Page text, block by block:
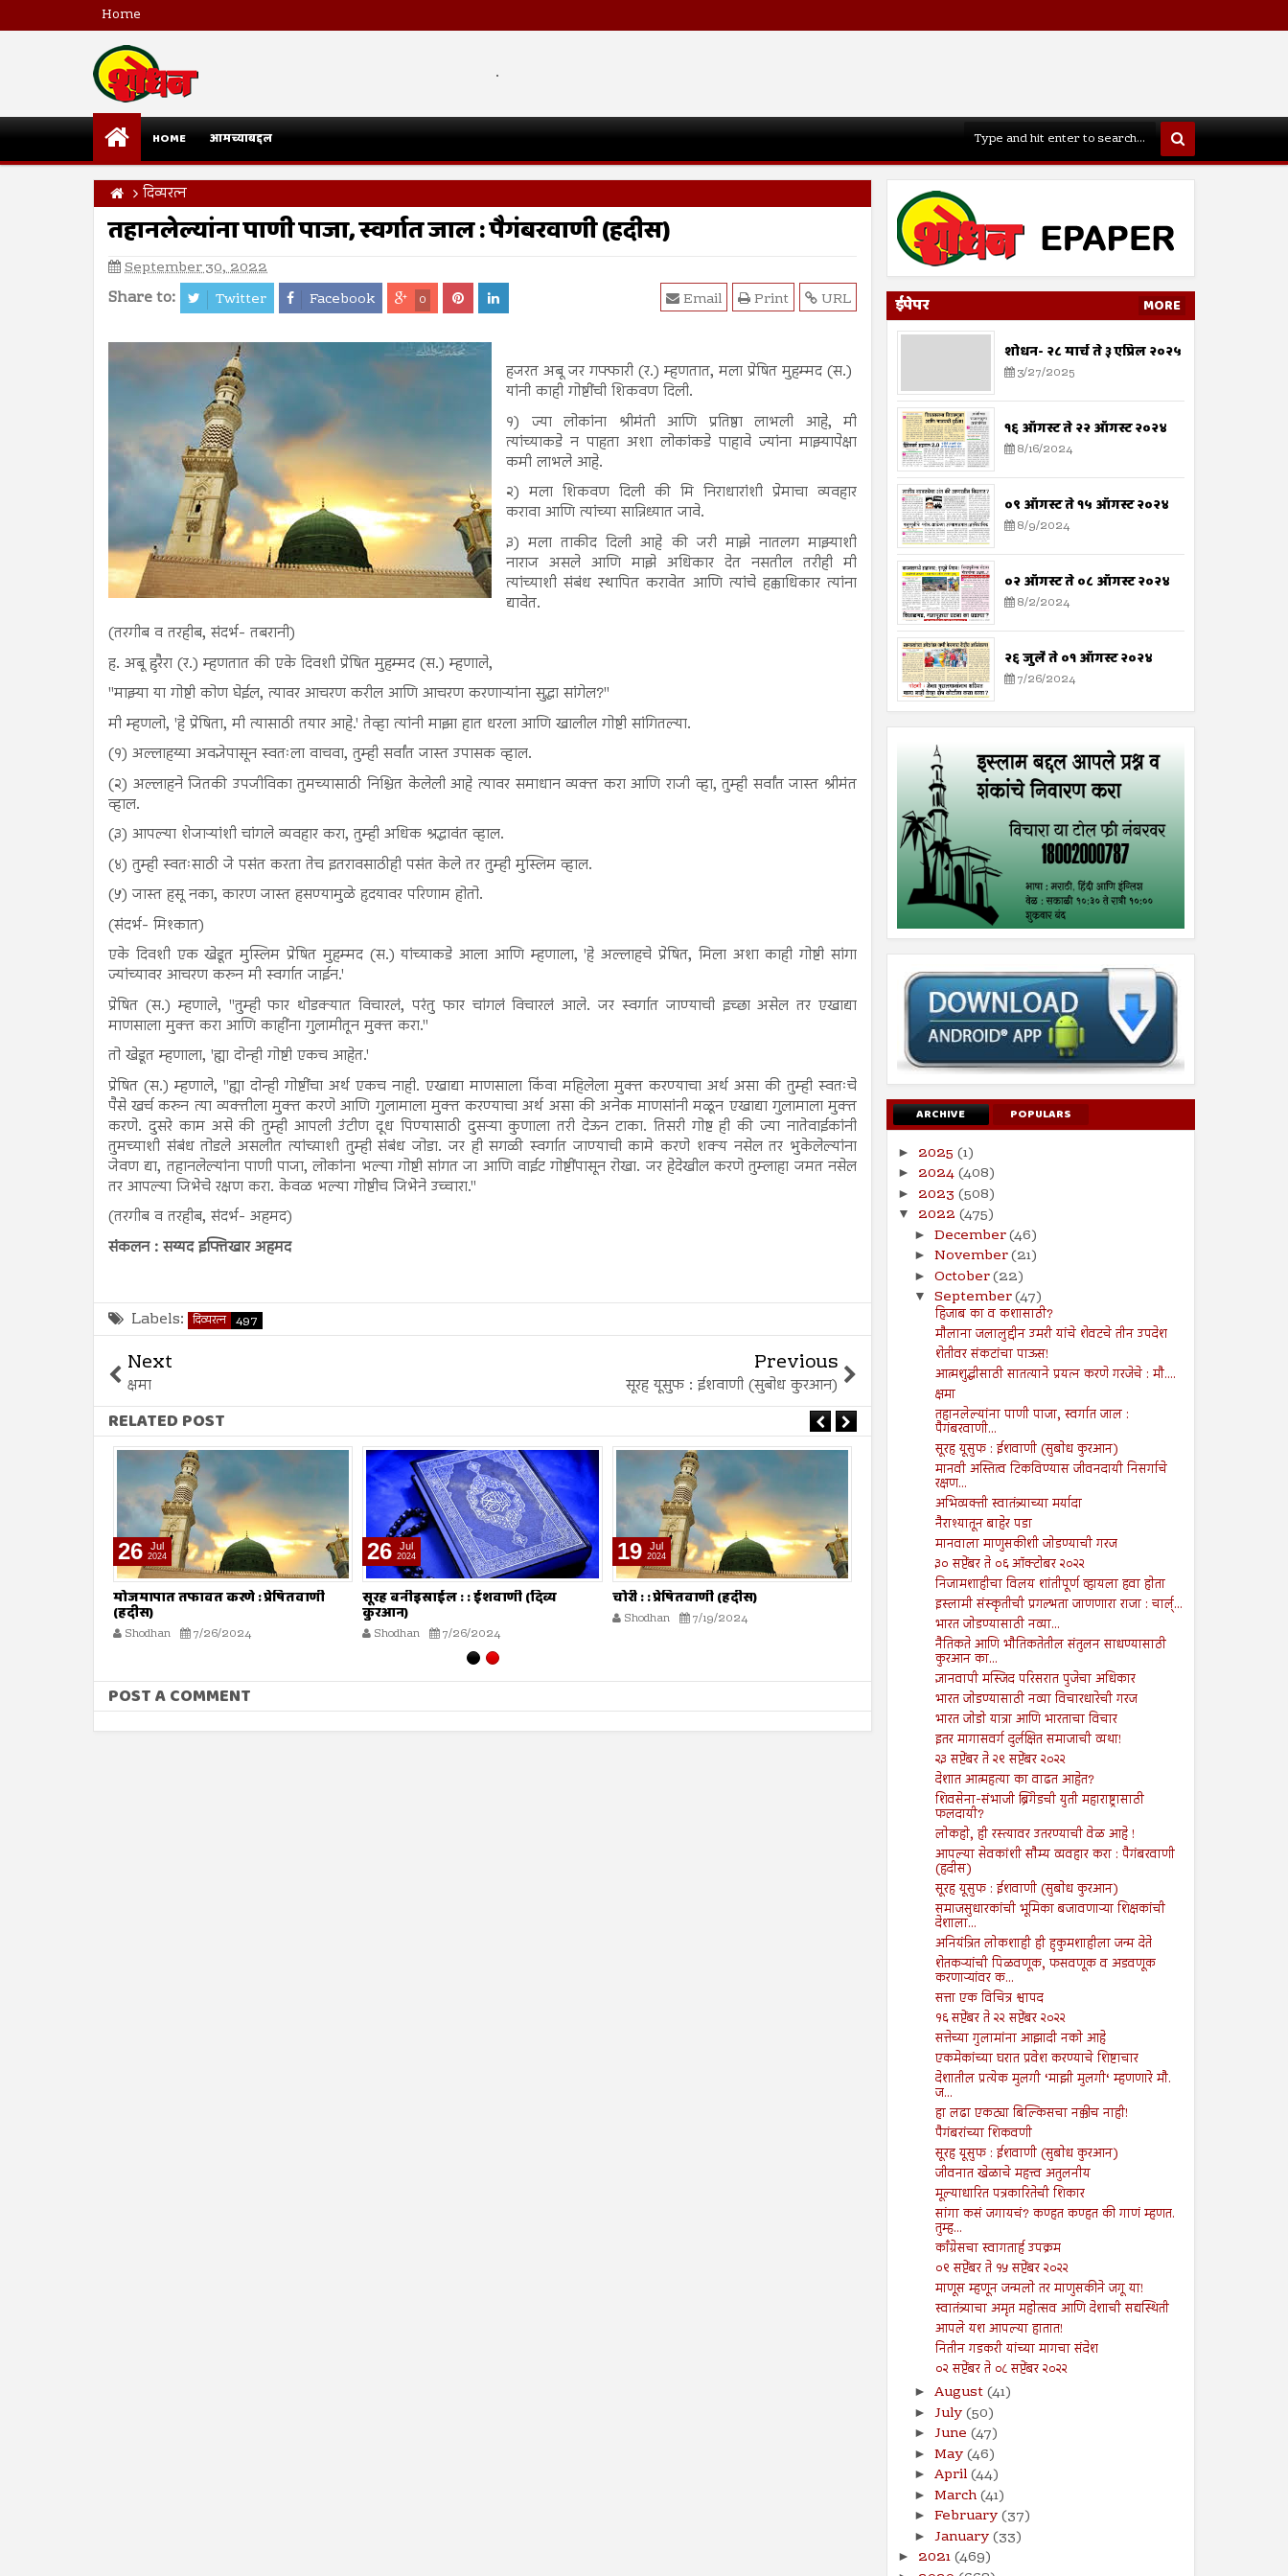
Home
.
HOME आमच्याबद्दल
दिव्यरत्न
तहानलेल्यांना पाणी पाजा, स्वर्गात जाल : पैगंबरवाणी (हदीस)
September 30, 2022
Share to: Twitter Facebook 0 URL
Print
Email
हजरत अबू जर गफ्फारी (र.) म्हणतात, मला प्रेषित मुहम्मद (स.)
यांनी काही गोष्टींची शिकवण दिली.
१) ज्या लोकांना श्रीमंती आणि प्रतिष्ठा लाभली आहे, मी
त्यांच्याकडे न पाहता अशा लोकांकडे पाहावे ज्यांना माझ्यापेक्षा
कमी लाभले आहे.
२) मला शिकवण दिली की मि निराधारांशी प्रेमाचा व्यवहार
करावा आणि त्यांच्या सान्निध्यात जावे.
३) मला ताकीद दिली आहे की जरी माझे नातलग माझ्याशी
नाराज असले आणि माझे अधिकार देत नसतील तरीही मी
त्यांच्याशी संबंध स्थापित करावेत आणि त्यांचे हक्काधिकार त्यांना
द्यावेत.
(तरगीब व तरहीब, संदर्भ- तबरानी)
ह. अबू हुरैरा (र.) म्हणतात की एके दिवशी प्रेषित मुहम्मद (स.) म्हणाले,
"माझ्या या गोष्टी कोण घेईल, त्यावर आचरण करील आणि आचरण करणाऱ्यांना सुद्धा सांगेल?"
मी म्हणलो, 'हे प्रेषिता, मी त्यासाठी तयार आहे.' तेव्हा त्यांनी माझा हात धरला आणि खालील गोष्टी सांगितल्या.
(१) अल्लाहय्या अवज्ञेपासून स्वतःला वाचवा, तुम्ही सर्वांत जास्त उपासक व्हाल.
(२) अल्लाहने जितकी उपजीविका तुमच्यासाठी निश्चित केलेली आहे त्यावर समाधान व्यक्त करा आणि राजी व्हा, तुम्ही सर्वांत जास्त श्रीमंत
व्हाल.
(३) आपल्या शेजाऱ्यांशी चांगले व्यवहार करा, तुम्ही अधिक श्रद्धावंत व्हाल.
(४) तुम्ही स्वतःसाठी जे पसंत करता तेच इतरावसाठीही पसंत केले तर तुम्ही मुस्लिम व्हाल.
(५) जास्त हसू नका, कारण जास्त हसण्यामुळे हृदयावर परिणाम होतो.
(संदर्भ- मिश्कात)
एके दिवशी एक खेडूत मुस्लिम प्रेषित मुहम्मद (स.) यांच्याकडे आला आणि म्हणाला, 'हे अल्लाहचे प्रेषित, मिला अशा काही गोष्टी सांगा
ज्यांच्यावर आचरण करुन मी स्वर्गात जाईन.'
प्रेषित (स.) म्हणाले, "तुम्ही फार थोडक्यात विचारलं, परंतु फार चांगलं विचारलं आले. जर स्वर्गात जाण्याची इच्छा असेल तर एखाद्या
माणसाला मुक्त करा आणि काहींना गुलामीतून मुक्त करा."
तो खेडूत म्हणाला, 'ह्या दोन्ही गोष्टी एकच आहेत.'
प्रेषित (स.) म्हणाले, "ह्या दोन्ही गोष्टींचा अर्थ एकच नाही. एखाद्या माणसाला किंवा महिलेला मुक्त करण्याचा अर्थ असा की तुम्ही स्वतःचे
पैसे खर्च करुन त्या व्यक्तीला मुक्त करणे आणि गुलामाला मुक्त करण्याचा अर्थ असा की अनेक माणसांनी मळून एखाद्या गुलामाला मुक्त
करणे. दुसरे काम असे की तुम्ही आपली उंटीण दूध पिण्यासाठी दुसऱ्या कुणाला तरी देऊन टाका. तिसरी गोष्ट ही की ज्या नातेवाईकांनी
तुमच्याशी संबंध तोडले असलीत त्यांच्य़ाशी तुम्ही संबंध जोडा. जर ही सगळी स्वर्गात जाण्याची कामे करणे शक्य नसेल तर भुकेलेल्यांना
जेवण द्या, तहानलेल्यांना पाणी पाजा, लोकांना भल्या गोष्टी सांगत जा आणि वाईट गोष्टींपासून रोखा. जर हेदेखील करणे तुम्लाहा जमत नसेल
तर आपल्या जिभेचे रक्षण करा. केवळ भल्या गोष्टीच जिभेने उच्चारा."
(तरगीब व तरहीब, संदर्भ- अहमद)
संकलन : सय्यद इफ्तिखार अहमद
Labels: दिव्यरत्न 497
Next
क्षमा
Previous
सूरह यूसुफ : ईशवाणी (सुबोध कुरआन)
RELATED POST
26 Jul
2024
मोजमापात तफावत करणे : प्रेषितवाणी
(हदीस)
Shodhan 7/26/2024
26 Jul
2024
सूरह बनीइस्राईल : : ईशवाणी (दिव्य
कुरआन)
Shodhan 7/26/2024
19 Jul
2024
चोरी : : प्रेषितवाणी (हदीस)
Shodhan 7/19/2024
व्याज खाणारा रक्तात पोहत असतो :
प्रेषितवाणी (हदीस)
8/16/2024
16
सूरह बनीइस्राईल : ईशवाणी
POST A COMMENT
ईपेपर MORE
शोधन- २८ मार्च ते ३ एप्रिल २०२५
3/27/2025
१६ ऑगस्ट ते २२ ऑगस्ट २०२४
8/16/2024
०९ ऑगस्ट ते १५ ऑगस्ट २०२४
8/9/2024
०२ ऑगस्ट ते ०८ ऑगस्ट २०२४
8/2/2024
२६ जुलै ते ०१ ऑगस्ट २०२४
7/26/2024
ARCHIVE POPULARS
► 2025 (1)
► 2024(408)
► 2023 (508)
▼ 2022 (475)
► December(46)
► November(21)
► October(22)
▼ September(47)
हिजाब का व कशासाठी?
मौलाना जलालुद्दीन उमरी यांचे शेवटचे तीन उपदेश
शेतीवर संकटांचा पाऊस!
आत्मशुद्धीसाठी सातत्याने प्रयत्न करणे गरजेचे : मौ....
क्षमा
तहानलेल्यांना पाणी पाजा, स्वर्गात जाल :
पैगंबरवाणी...
सूरह यूसुफ : ईशवाणी (सुबोध कुरआन)
मानवी अस्तित्व टिकविण्यास जीवनदायी निसर्गाचे
रक्षण...
अभिव्यक्ती स्वातंत्र्याच्या मर्यादा
नैराश्यातून बाहेर पडा
मानवाला माणुसकीशी जोडण्याची गरज
३० सप्टेंबर ते ०६ ऑक्टोबर २०२२
निजामशाहीचा विलय शांतीपूर्ण व्हायला हवा होता
इस्लामी संस्कृतीची प्रगल्भता जाणणारा राजा : चार्ल्...
भारत जोडण्यासाठी नव्या...
नैतिकते आणि भौतिकतेतील संतुलन साधण्यासाठी
कुरआन का...
ज्ञानवापी मस्जिद परिसरात पुजेचा अधिकार
भारत जोडण्यासाठी नव्या विचारधारेची गरज
भारत जोडो यात्रा आणि भारताचा विचार
इतर मागासवर्ग दुर्लक्षित समाजाची व्यथा!
२३ सप्टेंबर ते २९ सप्टेंबर २०२२
देशात आत्महत्या का वाढत आहेत?
शिवसेना-संभाजी ब्रिगेडची युती महाराष्ट्रासाठी
फलदायी?
लोकहो, ही रस्त्यावर उतरण्याची वेळ आहे !
आपल्या सेवकांशी सौम्य व्यवहार करा : पैगंबरवाणी
(हदीस)
सूरह यूसुफ : ईशवाणी (सुबोध कुरआन)
समाजसुधारकांची भूमिका बजावणाऱ्या शिक्षकांची
देशाला...
अनियंत्रित लोकशाही ही हुकुमशाहीला जन्म देते
शेतकऱ्यांची पिळवणूक, फसवणूक व अडवणूक
करणाऱ्यांवर क...
सत्ता एक विचित्र श्वापद
१६ सप्टेंबर ते २२ सप्टेंबर २०२२
सत्तेच्या गुलामांना आझादी नको आहे
एकमेकांच्या घरात प्रवेश करण्याचे शिष्टाचार
देशातील प्रत्येक मुलगी ‘माझी मुलगी‘ म्हणणारे मौ.
ज...
हा लढा एकट्या बिल्किसचा नक्कीच नाही!
पैगंबरांच्या शिकवणी
सूरह यूसुफ : ईशवाणी (सुबोध कुरआन)
जीवनात खेळाचे महत्त्व अतुलनीय
मूल्याधारित पत्रकारितेची शिकार
सांगा कसं जगायचं? कण्हत कण्हत की गाणं म्हणत.
तुम्ह...
काँग्रेसचा स्वागतार्ह उपक्रम
०९ सप्टेंबर ते १५ सप्टेंबर २०२२
माणूस म्हणून जन्मलो तर माणुसकीने जगू या!
स्वातंत्र्याचा अमृत महोत्सव आणि देशाची सद्यस्थिती
आपले यश आपल्या हातात!
नितीन गडकरी यांच्या मागचा संदेश
०२ सप्टेंबर ते ०८ सप्टेंबर २०२२
► August(41)
► July(50)
► June (47)
► May(46)
► April(44)
► March(41)
► February(37)
► January(33)
► 2021(469)